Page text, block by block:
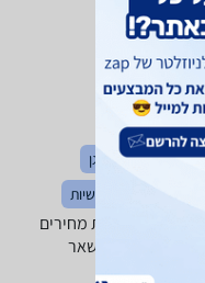
עיר
ריהוט גן
תאורת גן
גזיבו, ציליות ושמשיות
מחסנים וארונות שירות - ‏Starplast ‏מחסן ב-zap השוואת מחירים
שירות, בקתות ושאר